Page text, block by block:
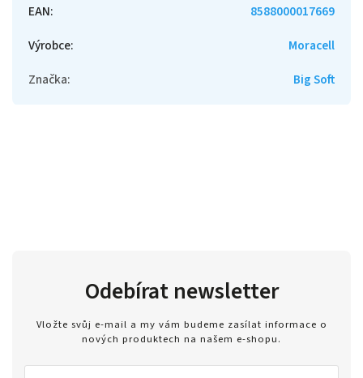
EAN:
8588000017669
Výrobce:
Moracell
Značka: Big Soft
Odebírat newsletter
Vložte svůj e-mail a my vám budeme zasílat informace o
nových produktech na našem e-shopu.